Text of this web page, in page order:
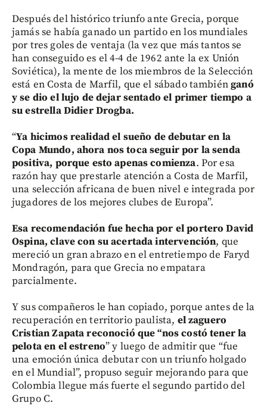
Después del histórico triunfo ante Grecia, porque
jamás se había ganado un partido en los mundiales
por tres goles de ventaja (la vez que más tantos se
han conseguido es el 4-4 de 1962 ante la ex Unión
Soviética), la mente de los miembros de la Selección
está en Costa de Marfil, que el sábado tambiénganó
y se dio el lujo de dejar sentado el primer tiempo a
su estrella Didier Drogba.
“Ya hicimos realidad el sueño de debutar en la
Copa Mundo, ahora nos toca seguir por la senda
positiva, porque esto apenas comienza. Por esa
razón hay que prestarle atención a Costa de Marfil,
una selección africana de buen nivel e integrada por
jugadores de los mejores clubes de Europa”.
Esa recomendación fue hecha por el portero David
Ospina, clave con su acertada intervención, que
mereció un gran abrazo en el entretiempo de Faryd
Mondragón, para que Grecia no empatara
parcialmente.
Y sus compañeros le han copiado, porque antes de la
recuperación en territorio paulista, el zaguero
Cristian Zapata reconoció que “nos costó tener la
pelota en el estreno” y luego de admitir que “fue
una emoción única debutar con un triunfo holgado
en el Mundial”, propuso seguir mejorando para que
Colombia llegue más fuerte el segundo partido del
Grupo C.